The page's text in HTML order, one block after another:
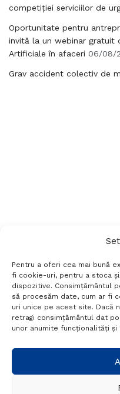
Pentru a oferi cea mai bună
fi cookie-uri, pentru a stoca
dispozitive. Consimțământul
să procesăm date, cum ar fi
uri unice pe acest site. Dacă
retragi consimțământul dat
unor anumite funcționalități și
competiției serviciilor de
Oportunitate pentru
invită la un webinar gratuit
Artificiale în afaceri 06/08/
Grav accident colectiv de
Termeni si conditii
Politica cookies